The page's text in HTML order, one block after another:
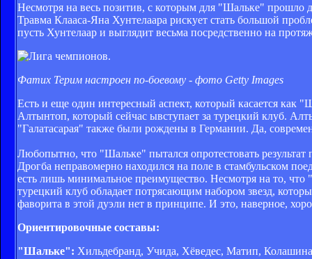
Несмотря на весь позитив, с которым для "Шальке" прошло
Травма Клааса-Яна Хунтелаара рискует стать большой
пусть Хунтелаар и выглядит весьма посредственно на
Фатих Терим настроен по-боевому - фото Getty Images
Есть и еще один интересный аспект, который касается как
Алтынтоп, который сейчас ывступает за турецкий клуб.
"Галатасарая" также были рождены в Германии. Да,
Любопытно, что "Шальке" пытался опротестовать
Дрогба неправомерно находился на поле в стамбульском
есть лишь минимальное преимущество. Несмотря на то, что
турецкий клуб обладает потрясающим набором звезд,
фаворита в этой дуэли нет в принципе. И это, наверное,
Ориентировочные составы:
"Шальке": Хильдебранд, Учида, Хёведес, Матип,